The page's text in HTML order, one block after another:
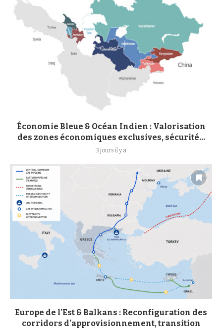
Économie Bleue & Océan Indien : Valorisation
des zones économiques exclusives, sécurité...
3 jours il y a
Europe de l’Est & Balkans : Reconfiguration des
corridors d’approvisionnement, transition